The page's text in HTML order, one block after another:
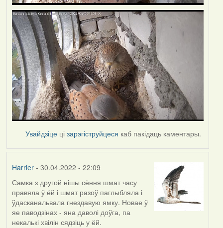
Увайдзіце цізарэгіструйцеся каб пакідаць каментары.
Harrier- 30.04.2022 - 22:09
Самка з другой нішы сёння шмат часу
правяла ў ёй і шмат разоў паглыбляла і
ўдасканальвала гнездавую ямку. Новае ў
яе паводзінах - яна даволі доўга, па
некалькі хвілін сядзіць у ёй.